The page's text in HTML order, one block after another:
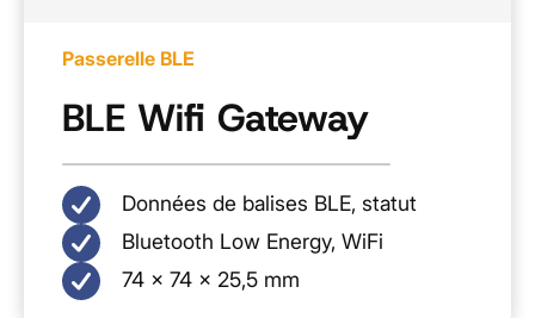
Passerelle BLE
BLE Wifi Gateway
Données de balises BLE, statut
Bluetooth Low Energy, WiFi
74 × 74 × 25,5 mm